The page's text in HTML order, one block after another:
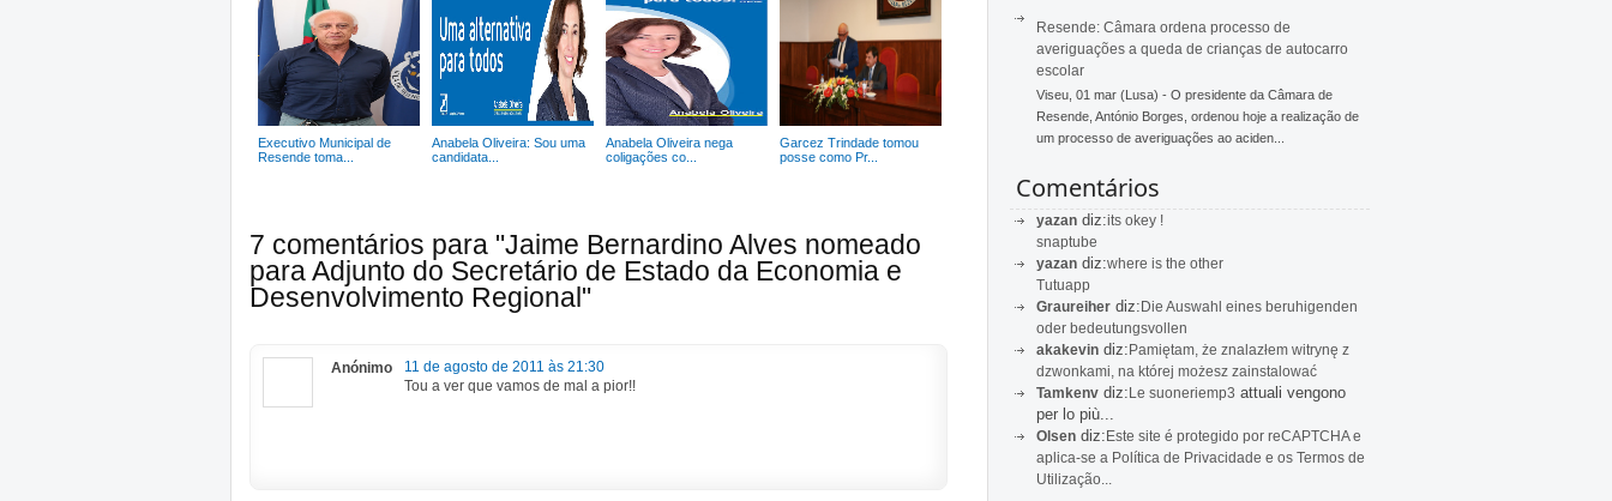
Executivo Municipal de
Resende toma...
Anabela Oliveira: Sou uma
candidata...
Anabela Oliveira nega
coligações co...
Garcez Trindade tomou
posse como Pr...
7 comentários para "Jaime Bernardino Alves nomeado
para Adjunto do Secretário de Estado da Economia e
Desenvolvimento Regional"
Anónimo
11 de agosto de 2011 às 21:30
Tou a ver que vamos de mal a pior!!
Resende: Câmara ordena processo de
averiguações a queda de crianças de autocarro
escolar
Viseu, 01 mar (Lusa) - O presidente da Câmara de
Resende, António Borges, ordenou hoje a realização de
um processo de averiguações ao aciden...
Comentários
yazan diz:its okey !
snaptube
yazan diz:where is the other
Tutuapp
Graureiher diz:Die Auswahl eines beruhigenden
oder bedeutungsvollen
akakevin diz:Pamiętam, że znalazłem witrynę z
dzwonkami, na której możesz zainstalować
Tamkenv diz:Le suoneriemp3 attuali vengono
per lo più...
Olsen diz:Este site é protegido por reCAPTCHA e
aplica-se a Política de Privacidade e os Termos de
Utilização...